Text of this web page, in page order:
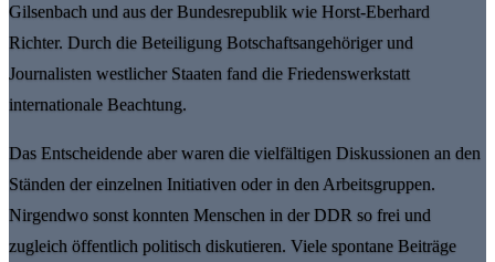
Gilsenbach und aus der Bundesrepublik wie Horst-Eberhard
Richter. Durch die Beteiligung Botschaftsangehöriger und
Journalisten westlicher Staaten fand die Friedenswerkstatt
internationale Beachtung.
Das Entscheidende aber waren die vielfältigen Diskussionen an den
Ständen der einzelnen Initiativen oder in den Arbeitsgruppen.
Nirgendwo sonst konnten Menschen in der DDR so frei und
zugleich öffentlich politisch diskutieren. Viele spontane Beiträge